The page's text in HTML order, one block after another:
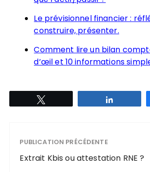
Le prévisionnel financier :
construire, présenter.
Comment lire un bilan
d’œil et 10 informations
PUBLICATION PRÉCÉDENTE
Extrait Kbis ou attestation RNE ?